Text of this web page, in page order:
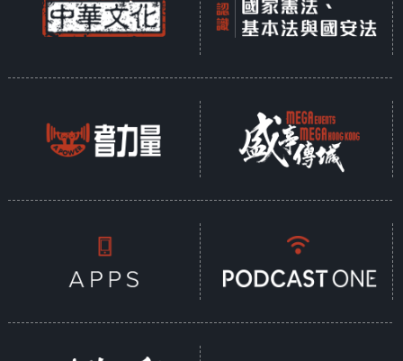
Tag: Great Thaw ,Steve
Micaela Strachan